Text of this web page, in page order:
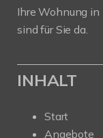
Ihre Wohnung in
sind für Sie da.
INHALT
Start
Angebote